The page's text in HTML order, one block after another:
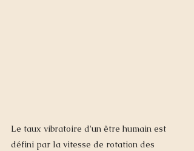
Le taux vibratoire d'un être humain est
défini par la vitesse de rotation des